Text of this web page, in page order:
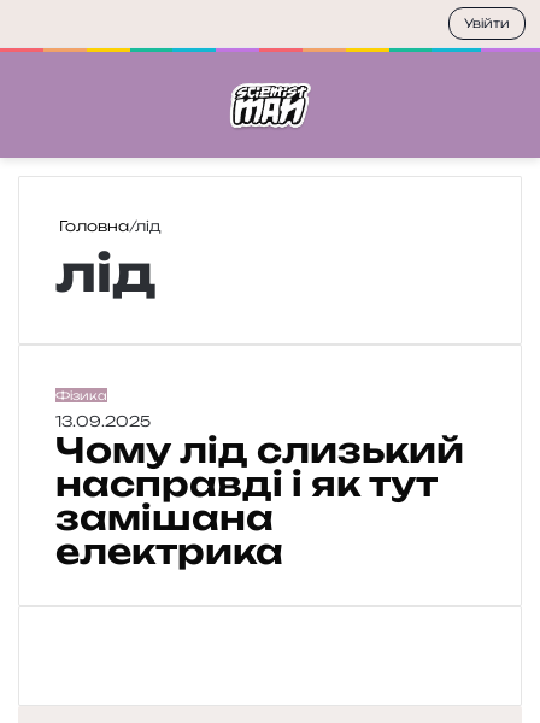
Головна/лід
лід
Ч
о
м
л
і
д
Фізика
13.09.2025
Чому лід слизький
насправді і як тут
замішана
електрика
Увійти